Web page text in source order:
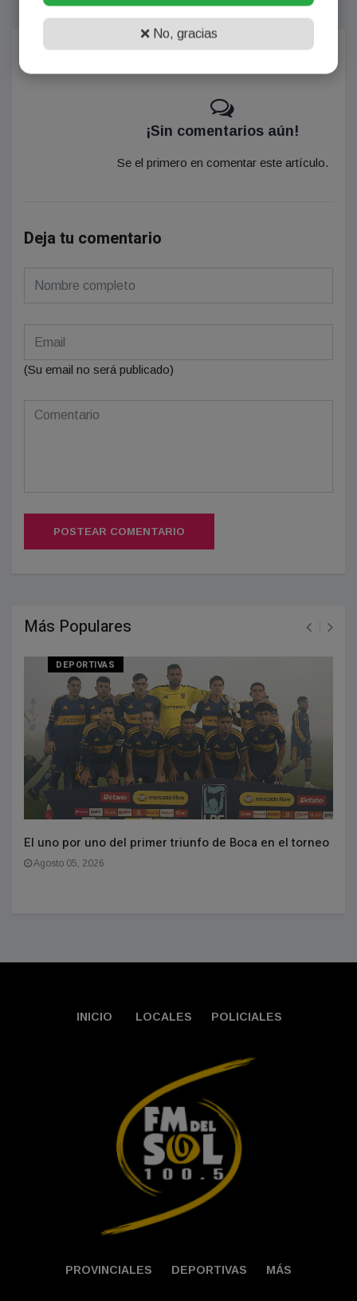
¡Sin comentarios aún!
Se el primero en comentar este artículo.
Deja tu comentario
(Su email no será publicado)
POSTEAR COMENTARIO
Más Populares
DEPORTIVAS
El uno por uno del primer triunfo de Boca en el torneo
Agosto 05, 2026
INICIO LOCALES POLICIALES
PROVINCIALES DEPORTIVAS MÁS
❌ No, gracias